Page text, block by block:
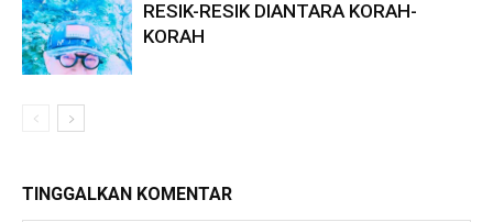
RESIK-RESIK DIANTARA KORAH-
KORAH
TINGGALKAN KOMENTAR